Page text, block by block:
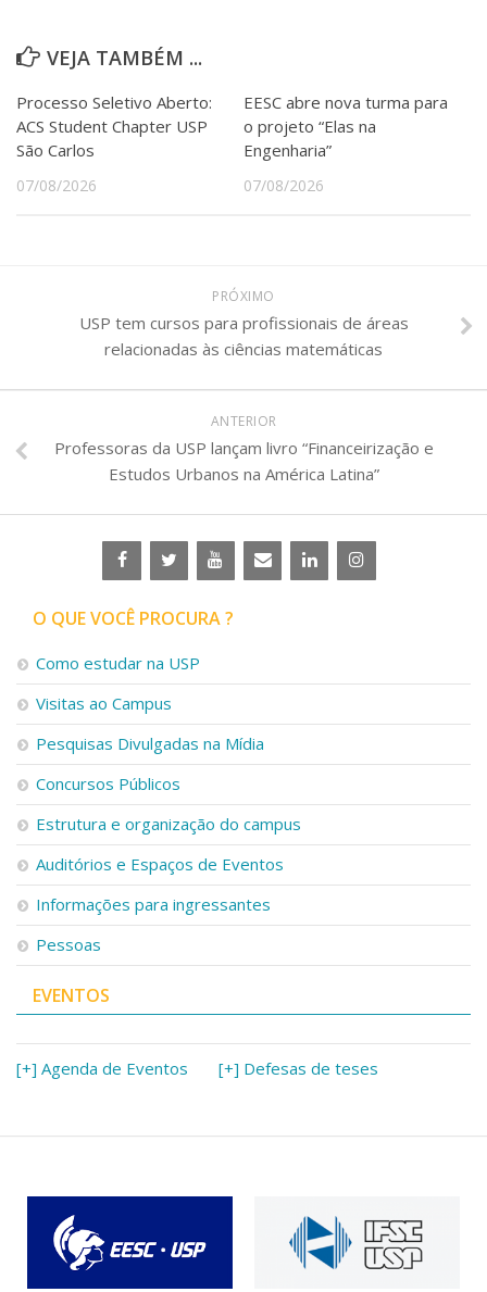
VEJA TAMBÉM ...
Processo Seletivo Aberto:
ACS Student Chapter USP
São Carlos
07/08/2026
EESC abre nova turma para
o projeto “Elas na
Engenharia”
07/08/2026
PRÓXIMO
USP tem cursos para profissionais de áreas
relacionadas às ciências matemáticas
ANTERIOR
Professoras da USP lançam livro “Financeirização e
Estudos Urbanos na América Latina”
O QUE VOCÊ PROCURA ?
Como estudar na USP
Visitas ao Campus
Pesquisas Divulgadas na Mídia
Concursos Públicos
Estrutura e organização do campus
Auditórios e Espaços de Eventos
Informações para ingressantes
Pessoas
EVENTOS
[+] Agenda de Eventos [+] Defesas de teses